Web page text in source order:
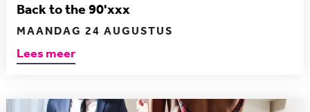
Back to the 90'xxx
MAANDAG 24 AUGUSTUS
Lees meer